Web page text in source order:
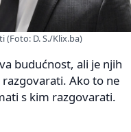
(Foto: D. S./Klix.ba)
budućnost, ali je njih
Ako to ne
s kim razgovarati.